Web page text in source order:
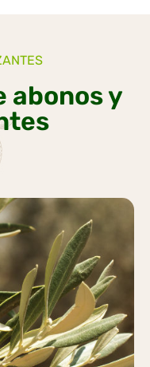
abonos y